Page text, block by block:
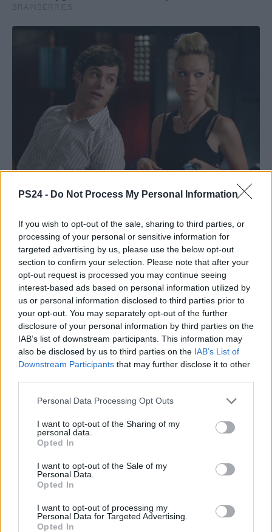
PS24 - Do Not Process My Personal Information
If you wish to opt-out of the sale, sharing to third parties, or
processing of your personal or sensitive information for
targeted advertising by us, please use the below opt-out
section to confirm your selection. Please note that after your
opt-out request is processed you may continue seeing
interest-based ads based on personal information utilized by
us or personal information disclosed to third parties prior to
your opt-out. You may separately opt-out of the further
disclosure of your personal information by third parties on the
IAB’s list of downstream participants. This information may
also be disclosed by us to third parties on the IAB’s List of
Downstream Participants that may further disclose it to other
Personal Data Processing Opt Outs
I want to opt-out of the Sharing of my
personal data.
Opted In
I want to opt-out of the Sale of my
Personal Data.
Opted In
I want to opt-out of processing my
Personal Data for Targeted Advertising.
Opted In